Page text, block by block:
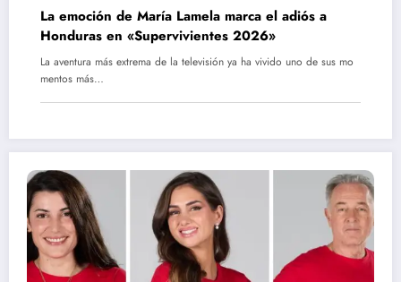
La emoción de María Lamela marca el adiós a
Honduras en «Supervivientes 2026»
La aventura más extrema de la televisión ya ha vivido uno de sus mo
mentos más…